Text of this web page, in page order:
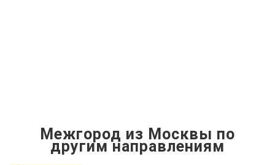
Межгород из Москвы по
другим направлениям